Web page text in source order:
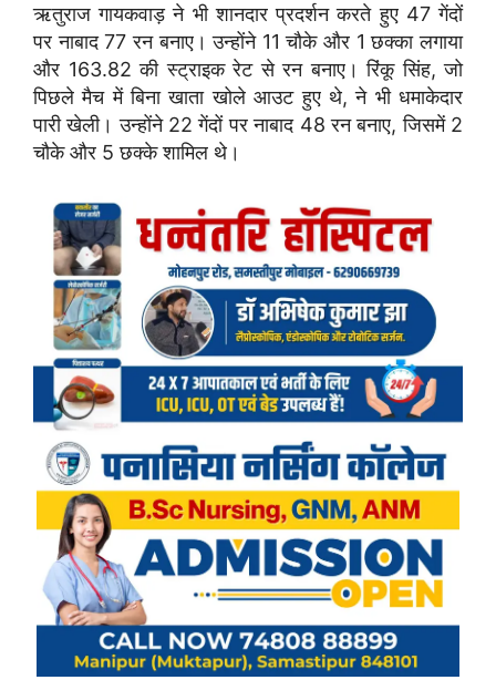
ऋतुराज गायकवाड़ ने भी शानदार प्रदर्शन करते हुए 47 गेंदों
पर नाबाद 77 रन बनाए। उन्होंने 11 चौके और 1 छक्का लगाया
और 163.82 की स्ट्राइक रेट से रन बनाए। रिंकू सिंह, जो
पिछले मैच में बिना खाता खोले आउट हुए थे, ने भी धमाकेदार
पारी खेली। उन्होंने 22 गेंदों पर नाबाद 48 रन बनाए, जिसमें 2
चौके और 5 छक्के शामिल थे।